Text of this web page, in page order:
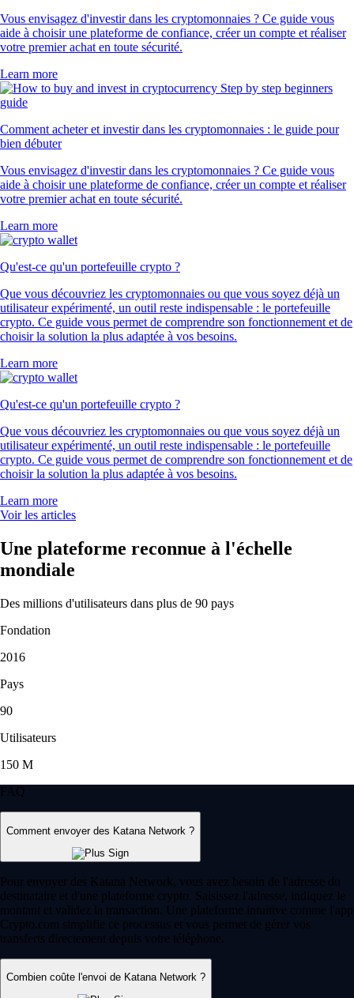
Vous envisagez d'investir dans les cryptomonnaies ? Ce guide vous
aide à choisir une plateforme de confiance, créer un compte et réaliser
votre premier achat en toute sécurité.
Learn more
Comment acheter et investir dans les cryptomonnaies : le guide pour
bien débuter
Vous envisagez d'investir dans les cryptomonnaies ? Ce guide vous
aide à choisir une plateforme de confiance, créer un compte et réaliser
votre premier achat en toute sécurité.
Learn more
Qu'est-ce qu'un portefeuille crypto ?
Que vous découvriez les cryptomonnaies ou que vous soyez déjà un
utilisateur expérimenté, un outil reste indispensable : le portefeuille
crypto. Ce guide vous permet de comprendre son fonctionnement et de
choisir la solution la plus adaptée à vos besoins.
Learn more
Qu'est-ce qu'un portefeuille crypto ?
Que vous découvriez les cryptomonnaies ou que vous soyez déjà un
utilisateur expérimenté, un outil reste indispensable : le portefeuille
crypto. Ce guide vous permet de comprendre son fonctionnement et de
choisir la solution la plus adaptée à vos besoins.
Learn more
Voir les articles
Une plateforme reconnue à l'échelle
mondiale
Des millions d'utilisateurs dans plus de 90 pays
Fondation
2016
Pays
90
Utilisateurs
150 M
FAQ
Comment envoyer des Katana Network ?
Pour envoyer des Katana Network, vous avez besoin de l'adresse du
destinataire et d'une plateforme crypto. Saisissez l'adresse, indiquez le
montant et validez la transaction. Une plateforme intuitive comme l'app
Crypto.com simplifie ce processus et vous permet de gérer vos
transferts directement depuis votre téléphone.
Combien coûte l'envoi de Katana Network ?